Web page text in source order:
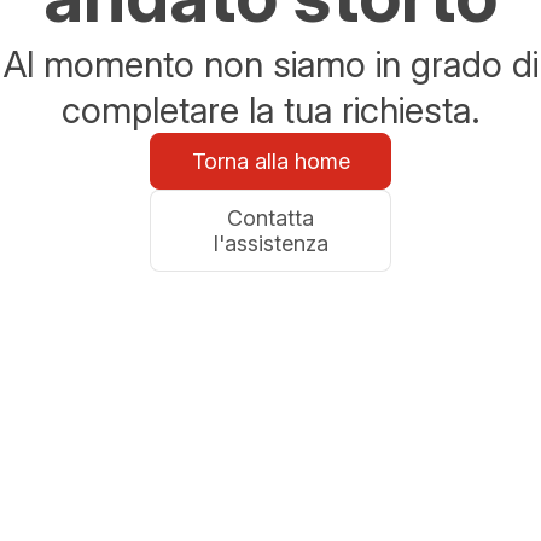
Al momento non siamo in grado di
completare la tua richiesta.
Torna alla home
Contatta
l'assistenza